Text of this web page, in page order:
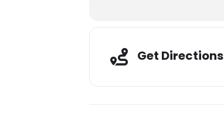
Get Directions